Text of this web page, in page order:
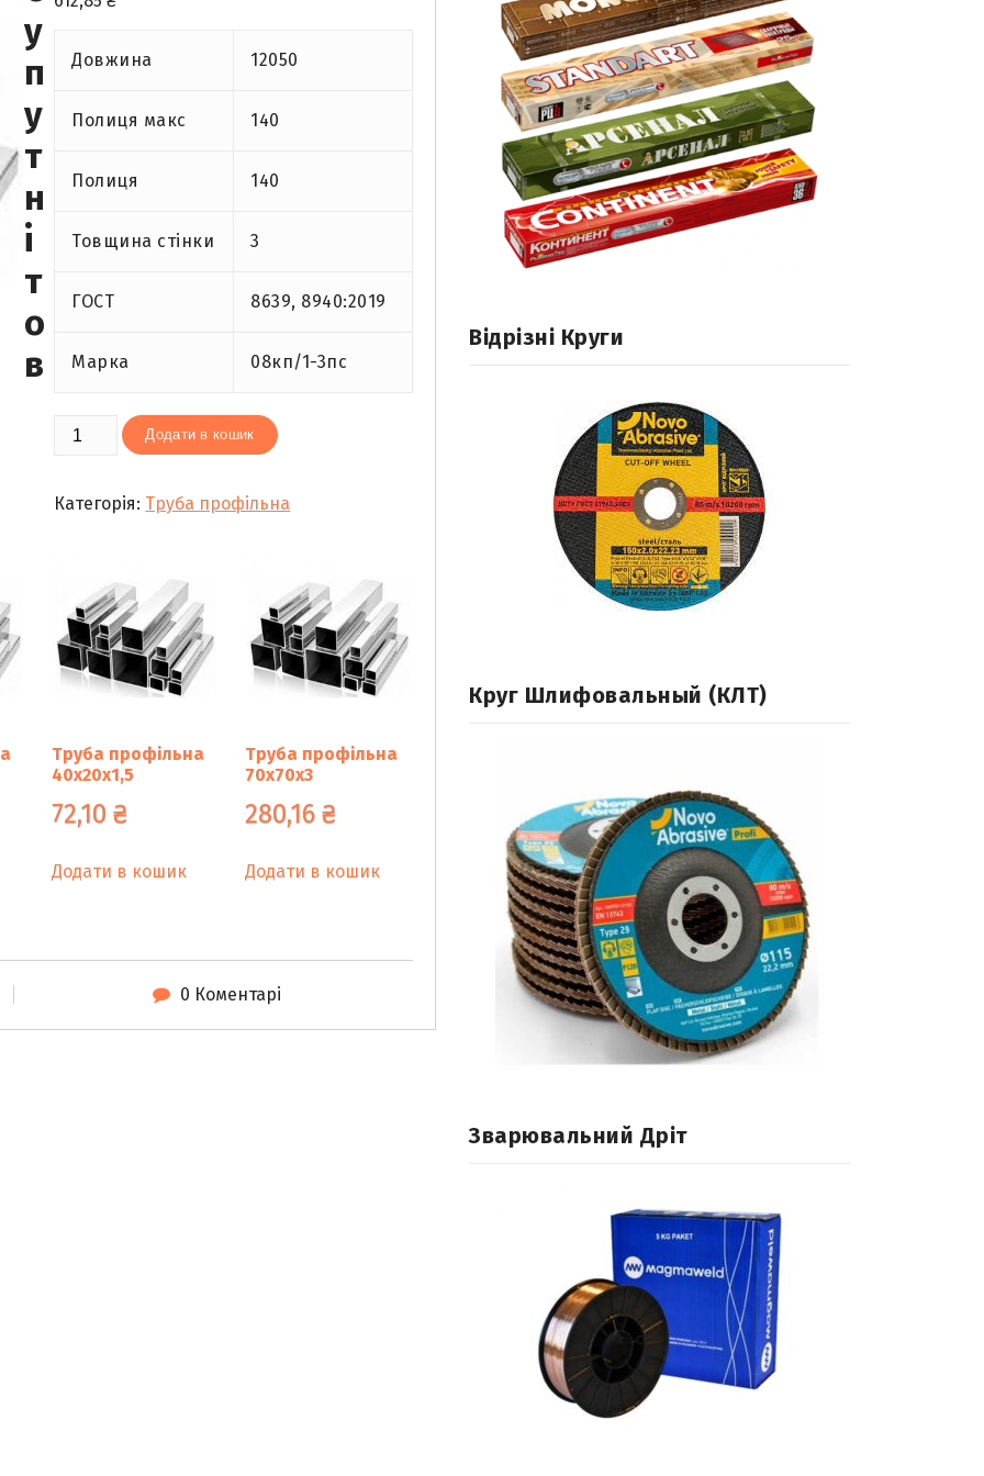
Довжина 12050
Полиця макс 140
Полиця 140
Товщина стінки 3
ГОСТ 8639, 8940:2019
Марка 08кп/1-3пс
Труба
профільна
кількість
Додати в кошик
Категорія: Труба профільна
у
п
у
т
н
і
т
о
в
Труба профільна
40х20х1,5
72,10₴
Додати в кошик
Труба профільна
70х70х3
280,16₴
Додати в кошик
0 Коментарі
Відрізні Круги
Круг Шлифовальный (КЛТ)
Зварювальний Дріт